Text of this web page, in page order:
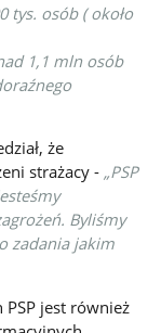
tys. osób ( około
1,1 mln osób
że
strażacy -„PSP
Byliśmy
zadania jakim
PSP jest również